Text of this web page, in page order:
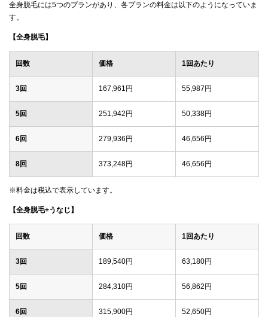
全身脱毛には5つのプランがあり、各プランの料金は以下のようになっていま
す。
【全身脱毛】
回数 価格 1回あたり
3回 167,961円 55,987円
5回 251,942円 50,338円
6回 279,936円 46,656円
8回 373,248円 46,656円
※料金は税込で表示しています。
【全身脱毛+うなじ】
回数 価格 1回あたり
3回 189,540円 63,180円
5回 284,310円 56,862円
6回 315,900円 52,650円